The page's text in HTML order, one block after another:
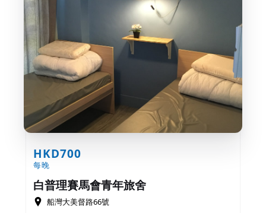
HKD700
每晚
白普理賽馬會青年旅舍
船灣大美督路66號